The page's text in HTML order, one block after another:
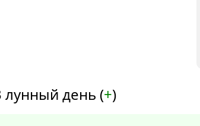
лунный день (+)